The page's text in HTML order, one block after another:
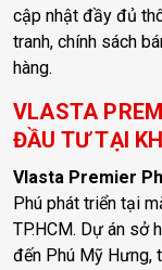
cập nhật đầy đủ
tranh, chính sách
hàng.
VLASTA
ĐẦU TƯ TẠI
Vlasta Premier
Phú phát triển tại
TP.HCM. Dự án sở
đến Phú Mỹ Hưng,